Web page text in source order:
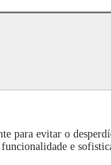
para evitar o
e